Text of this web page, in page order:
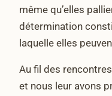
même qu’elles
détermination
laquelle elles
Au fil des
et nous leur avons